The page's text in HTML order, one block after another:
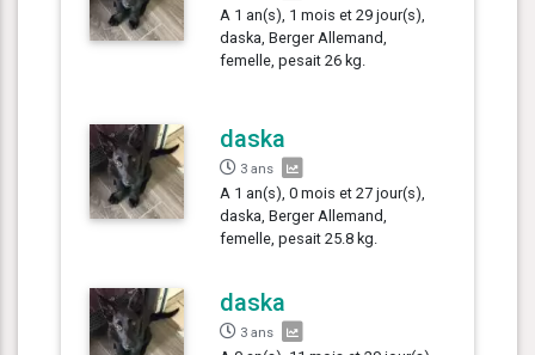
A 1 an(s), 1 mois et 29 jour(s),
daska, Berger Allemand,
femelle, pesait 26 kg.
daska
3 ans
A 1 an(s), 0 mois et 27 jour(s),
daska, Berger Allemand,
femelle, pesait 25.8 kg.
daska
3 ans